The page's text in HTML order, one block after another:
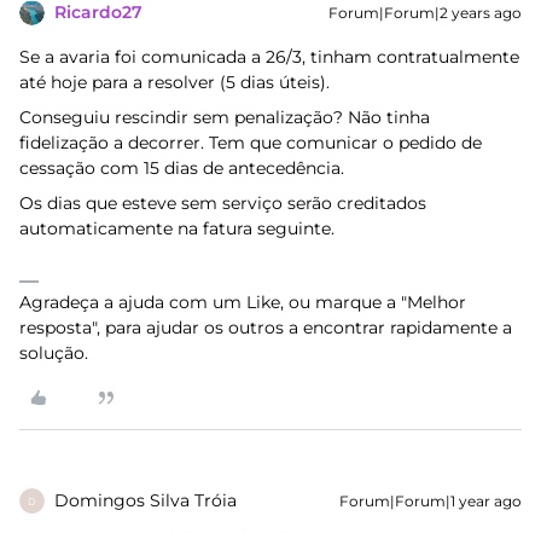
Ricardo27 Forum|Forum|2 years ago
Se a avaria foi comunicada a 26/3, tinham contratualmente
até hoje para a resolver (5 dias úteis).
Conseguiu rescindir sem penalização? Não tinha
fidelização a decorrer. Tem que comunicar o pedido de
cessação com 15 dias de antecedência.
Os dias que esteve sem serviço serão creditados
automaticamente na fatura seguinte.
Agradeça a ajuda com um Like, ou marque a "Melhor
resposta", para ajudar os outros a encontrar rapidamente a
solução.
D Domingos Silva Tróia Forum|Forum|1 year ago